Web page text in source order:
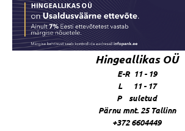
Hingeallikas OÜ
E-R 11 - 19
L 11 - 17
P suletud
Pärnu mnt. 25 Tallinn
+372 6604449